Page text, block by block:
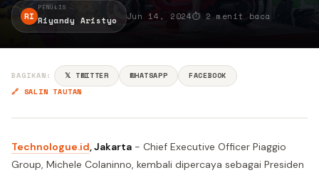
RI
PENULIS
Riyandy Aristyo Jun 14, 2024⏱ 2 menit baca
BAGIKAN: 𝕏 TWITTER WHATSAPP
FACEBOOK
🔗 SALIN TAUTAN
Technologue.id, Jakarta - Chief Executive Officer Piaggio
Group, Michele Colaninno, kembali dipercaya sebagai Presiden